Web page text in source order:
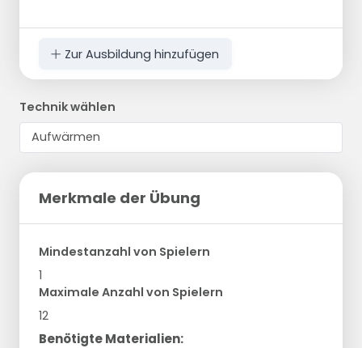
Zur Ausbildung hinzufügen
Technik wählen
Merkmale der Übung
Mindestanzahl von Spielern
1
Maximale Anzahl von Spielern
12
Benötigte Materialien: